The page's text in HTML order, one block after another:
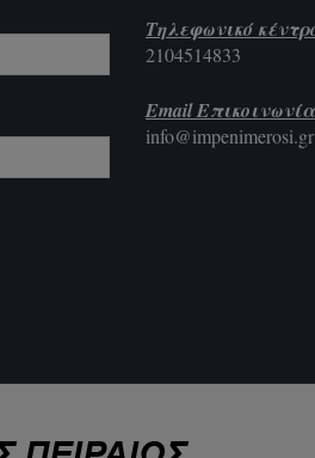
Τηλεφωνικό
2104514833
Email
info@impenimerosi.gr